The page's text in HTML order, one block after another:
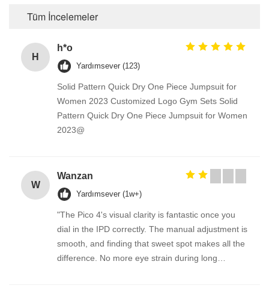
Tüm İncelemeler
H
h*o
Yardımsever (123)
Solid Pattern Quick Dry One Piece Jumpsuit for
Women 2023 Customized Logo Gym Sets Solid
Pattern Quick Dry One Piece Jumpsuit for Women
2023@
W
Wanzan
Yardımsever (1w+)
"The Pico 4's visual clarity is fantastic once you
dial in the IPD correctly. The manual adjustment is
smooth, and finding that sweet spot makes all the
difference. No more eye strain during long